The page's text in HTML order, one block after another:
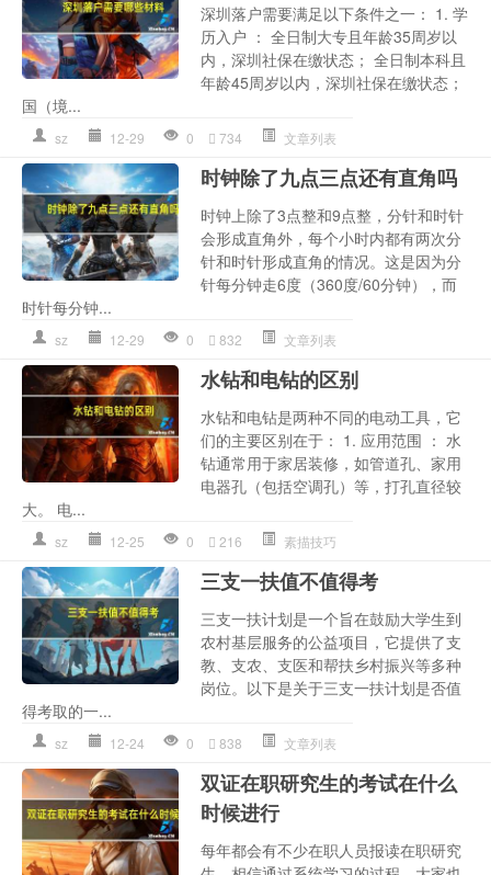
深圳落户需要满足以下条件之一： 1. 学
历入户 ： 全日制大专且年龄35周岁以
内，深圳社保在缴状态； 全日制本科且
年龄45周岁以内，深圳社保在缴状态；
国（境...
sz 12-29 0 734 文章列表
时钟除了九点三点还有直角吗
时钟上除了3点整和9点整，分针和时针
会形成直角外，每个小时内都有两次分
针和时针形成直角的情况。这是因为分
针每分钟走6度（360度/60分钟），而
时针每分钟...
sz 12-29 0 832 文章列表
水钻和电钻的区别
水钻和电钻是两种不同的电动工具，它
们的主要区别在于： 1. 应用范围 ： 水
钻通常用于家居装修，如管道孔、家用
电器孔（包括空调孔）等，打孔直径较
大。 电...
sz 12-25 0 216 素描技巧
三支一扶值不值得考
三支一扶计划是一个旨在鼓励大学生到
农村基层服务的公益项目，它提供了支
教、支农、支医和帮扶乡村振兴等多种
岗位。以下是关于三支一扶计划是否值
得考取的一...
sz 12-24 0 838 文章列表
双证在职研究生的考试在什么
时候进行
每年都会有不少在职人员报读在职研究